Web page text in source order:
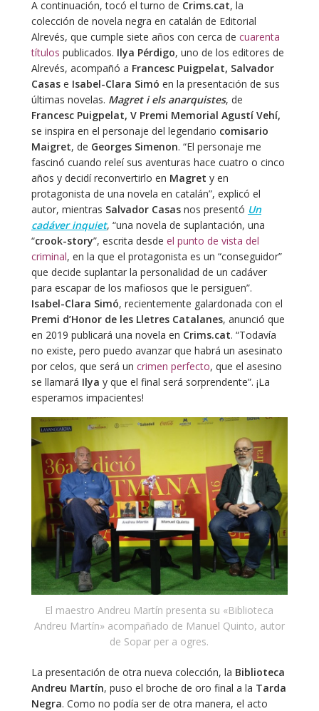
A continuación, tocó el turno de Crims.cat, la
colección de novela negra en catalán de Editorial
Alrevés, que cumple siete años con cerca de cuarenta
títulos publicados. Ilya Pérdigo, uno de los editores de
Alrevés, acompañó a Francesc Puigpelat, Salvador
Casase Isabel-Clara Simó en la presentación de sus
últimas novelas. Magret i els anarquistes, de
Francesc Puigpelat, V Premi Memorial Agustí Vehí,
se inspira en el personaje del legendario comisario
Maigret, de Georges Simenon. “El personaje me
fascinó cuando releí sus aventuras hace cuatro o cinco
años y decidí reconvertirlo en Magret y en
protagonista de una novela en catalán”, explicó el
autor, mientras Salvador Casasnos presentó Un
cadáver inquiet, “una novela de suplantación, una
“crook-story”, escrita desde el punto de vista del
criminal, en la que el protagonista es un “conseguidor”
que decide suplantar la personalidad de un cadáver
para escapar de los mafiosos que le persiguen”.
Isabel-Clara Simó, recientemente galardonada con el
Premi d’Honor de les Lletres Catalanes, anunció que
en 2019 publicará una novela en Crims.cat. “Todavía
no existe, pero puedo avanzar que habrá un asesinato
por celos, que será un crimen perfecto, que el asesino
se llamará Ilya y que el final será sorprendente”. ¡La
esperamos impacientes!
El maestro Andreu Martín presenta su «Biblioteca
Andreu Martín» acompañado de Manuel Quinto, autor
de Sopar per a ogres.
La presentación de otra nueva colección, la Biblioteca
Andreu Martín, puso el broche de oro final a la Tarda
Negra. Como no podía ser de otra manera, el acto